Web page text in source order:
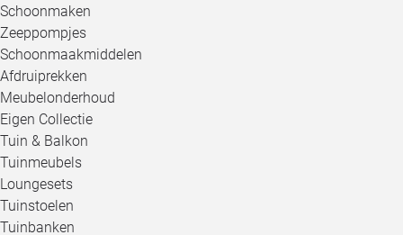
Schoonmaken
Zeeppompjes
Schoonmaakmiddelen
Afdruiprekken
Meubelonderhoud
Eigen Collectie
Tuin & Balkon
Tuinmeubels
Loungesets
Tuinstoelen
Tuinbanken